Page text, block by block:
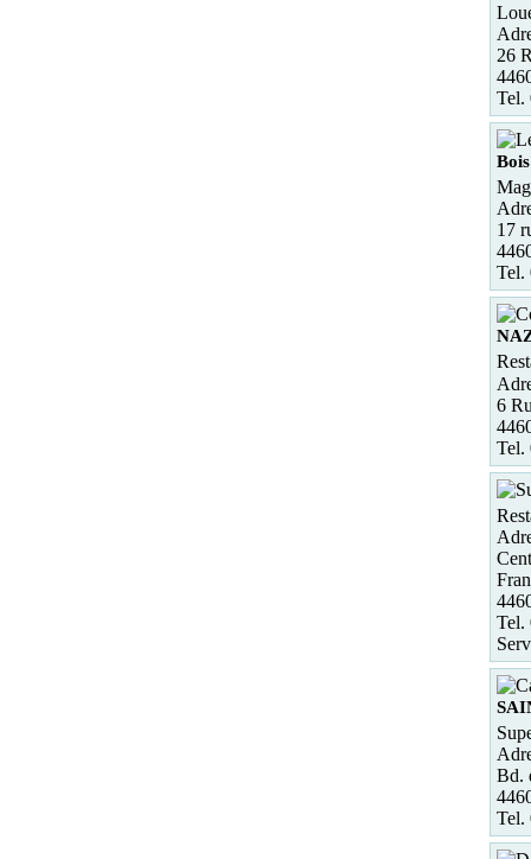
26
Tel.
17
Tel.
6
Tel.
Tel.
Bd.
Tel.